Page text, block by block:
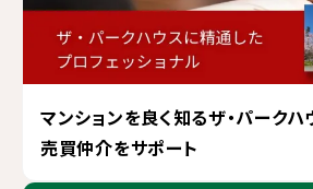
マンションを良く知るザ・パーク
売買仲介をサポート